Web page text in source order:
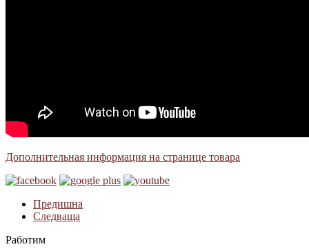
Дополнительная информация на странице товара
Предишна
Следваща
Работим